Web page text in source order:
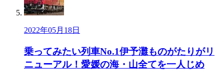
2022年05月18日
乗ってみたい列車No.1伊予灘ものがたりがリ
ニューアル！愛媛の海・山全てを一人じめ